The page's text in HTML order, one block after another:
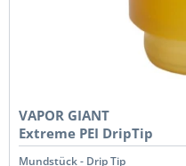
VAPOR GIANT
Extreme PEI DripTip
Mundstück - Drip Tip